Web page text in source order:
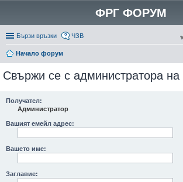
ФРГ ФОРУМ
Бързи връзки ЧЗВ
Начало форум
Свържи се с администратора
Получател:
Администратор
Вашият емейл адрес:
Вашето име:
Заглавие: